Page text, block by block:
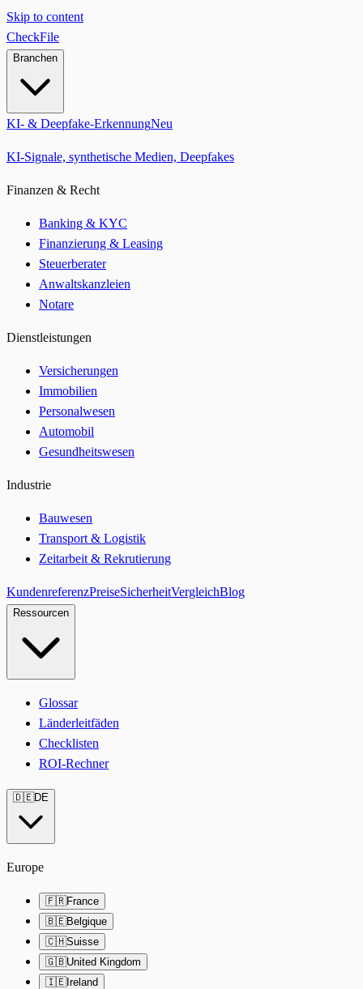
Skip to content
CheckFile
Branchen
KI- & Deepfake-ErkennungNeu
KI-Signale, synthetische Medien, Deepfakes
Finanzen & Recht
Banking & KYC
Finanzierung & Leasing
Steuerberater
Anwaltskanzleien
Notare
Dienstleistungen
Versicherungen
Immobilien
Personalwesen
Automobil
Gesundheitswesen
Industrie
Bauwesen
Transport & Logistik
Zeitarbeit & Rekrutierung
KundenreferenzPreiseSicherheitVergleichBlog
Ressourcen
Glossar
Länderleitfäden
Checklisten
ROI-Rechner
🇩🇪DE
Europe
🇫🇷France
🇧🇪Belgique
🇨🇭Suisse
🇬🇧United Kingdom
🇮🇪Ireland